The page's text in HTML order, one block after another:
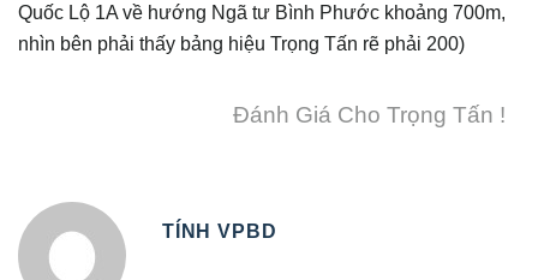
Quốc Lộ 1A về hướng Ngã tư Bình Phước khoảng 700m,
nhìn bên phải thấy bảng hiệu Trọng Tấn rẽ phải 200)
Đánh Giá Cho Trọng Tấn !
TÍNH VPBD